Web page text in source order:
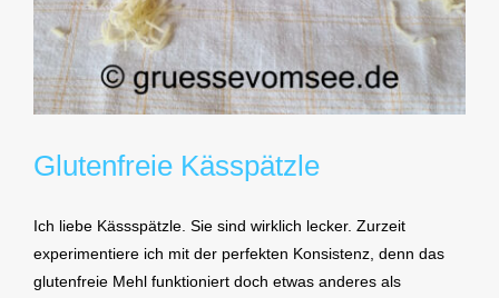
Glutenfreie Kässpätzle
Ich liebe Kässspätzle. Sie sind wirklich lecker. Zurzeit
experimentiere ich mit der perfekten Konsistenz, denn das
glutenfreie Mehl funktioniert doch etwas anderes als